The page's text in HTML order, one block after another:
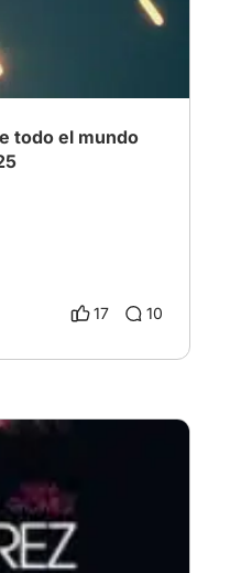
todo el mundo
17 10